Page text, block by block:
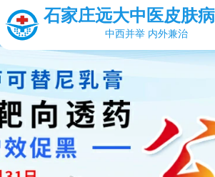
石家庄远大中医皮肤
中西并举 内外兼治